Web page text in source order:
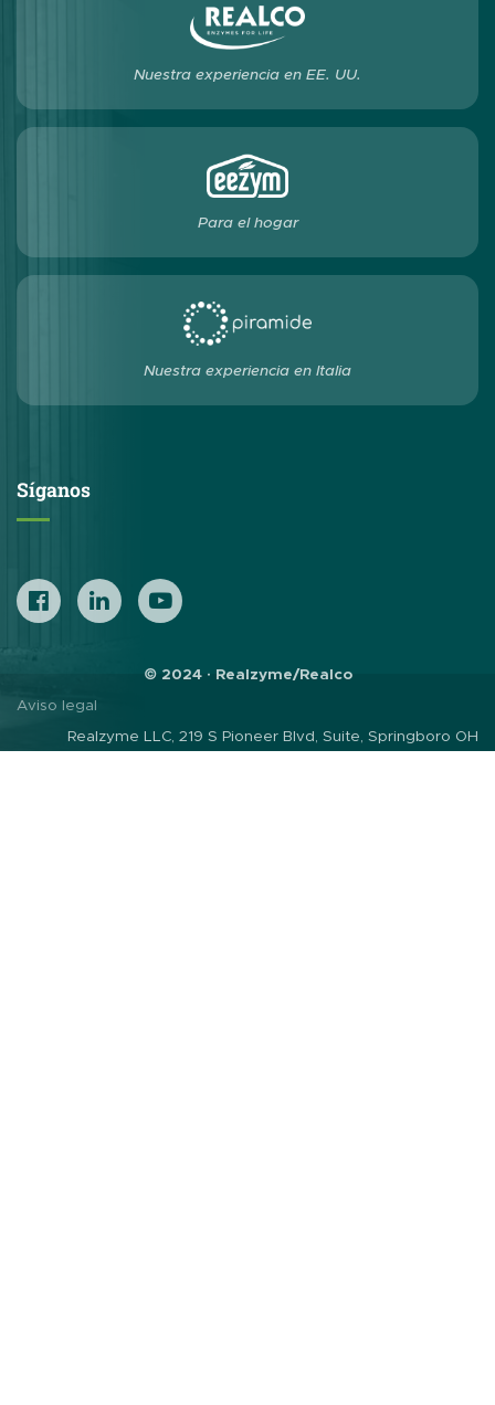
Nuestra experiencia en EE. UU.
Para el hogar
Nuestra experiencia en Italia
Síganos
© 2024 · Realzyme/Realco
Aviso legal
Realzyme LLC, 219 S Pioneer Blvd, Suite, Springboro OH